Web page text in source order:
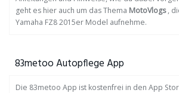
geht es hier auch um das Thema MotoVlogs,
Yamaha FZ8 2015er Model aufnehme.
83metoo Autopflege App
Die 83metoo App ist kostenfrei in den App